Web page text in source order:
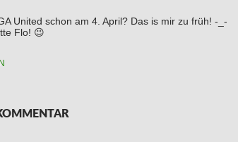
United schon am 4. April? Das is mir zu früh! -_-
Flo! 😉